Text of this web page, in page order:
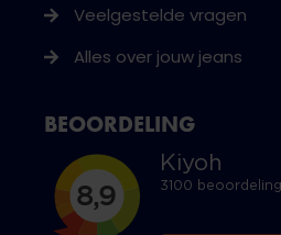
Veelgestelde vragen
Alles over jouw jeans
BEOORDELING